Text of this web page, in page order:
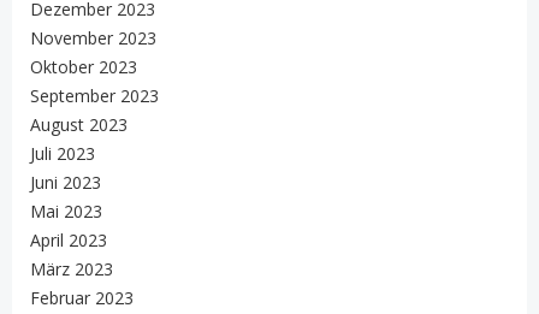
Dezember 2023
November 2023
Oktober 2023
September 2023
August 2023
Juli 2023
Juni 2023
Mai 2023
April 2023
März 2023
Februar 2023